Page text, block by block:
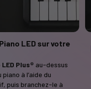
LED sur votre
Plus® au-dessus
à l’aide du
puis branchez-le à